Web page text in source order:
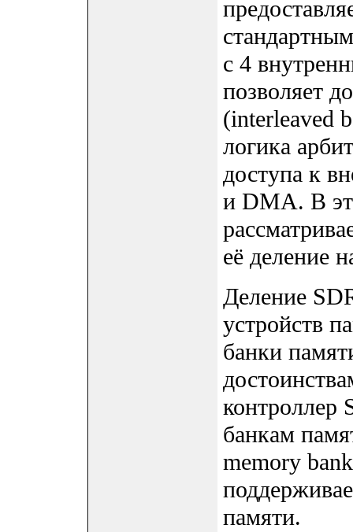
с 4
позволяет
(interleaved
логика
доступа к
и DMA. В
её деление
Деление
устройств
банки
контроллер
банкам
memory
памяти.